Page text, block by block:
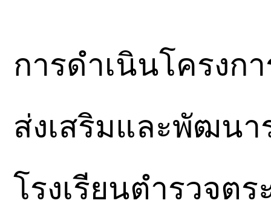
การดำเนินโครงก
ส่งเสริมและพัฒน
โรงเรียนตำรวจต